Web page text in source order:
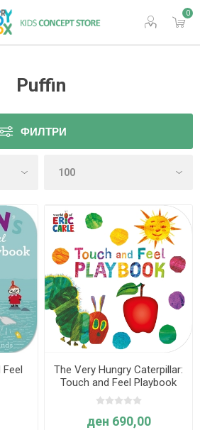
0
Puffin
ФИЛТРИ
The Very Hungry Caterpillar:
Touch and Feel Playbook
ден 690,00